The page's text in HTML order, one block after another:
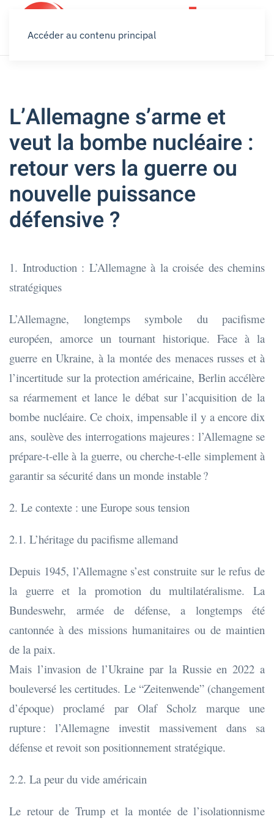
Accéder au contenu principal
L’Allemagne s’arme et
veut la bombe nucléaire :
retour vers la guerre ou
nouvelle puissance
défensive ?
1. Introduction : L’Allemagne à la croisée des chemins
stratégiques
L’Allemagne, longtemps symbole du pacifisme
européen, amorce un tournant historique. Face à la
guerre en Ukraine, à la montée des menaces russes et à
l’incertitude sur la protection américaine, Berlin accélère
sa réarmement et lance le débat sur l’acquisition de la
bombe nucléaire. Ce choix, impensable il y a encore dix
ans, soulève des interrogations majeures : l’Allemagne se
prépare-t-elle à la guerre, ou cherche-t-elle simplement à
garantir sa sécurité dans un monde instable ?
2. Le contexte : une Europe sous tension
2.1. L’héritage du pacifisme allemand
Depuis 1945, l’Allemagne s’est construite sur le refus de
la guerre et la promotion du multilatéralisme. La
Bundeswehr, armée de défense, a longtemps été
cantonnée à des missions humanitaires ou de maintien
de la paix.
Mais l’invasion de l’Ukraine par la Russie en 2022 a
bouleversé les certitudes. Le “Zeitenwende” (changement
d’époque) proclamé par Olaf Scholz marque une
rupture : l’Allemagne investit massivement dans sa
défense et revoit son positionnement stratégique.
2.2. La peur du vide américain
Le retour de Trump et la montée de l’isolationnisme